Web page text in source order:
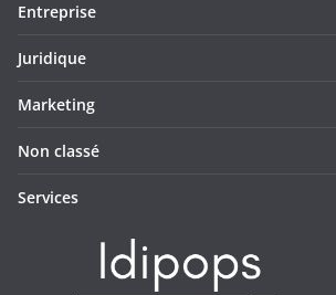
Entreprise
Juridique
Marketing
Non classé
Services